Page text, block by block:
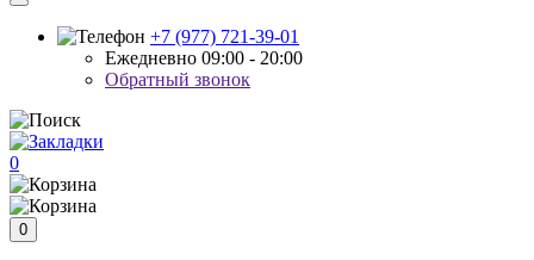
+7 (977) 721-39-01
Ежедневно 09:00 - 20:00
Обратный звонок
0
0